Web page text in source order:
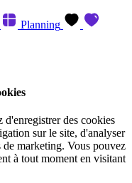
Planning
des cookies
sur le site, d'analyser
marketing. Vous pouvez
à tout moment en visitant